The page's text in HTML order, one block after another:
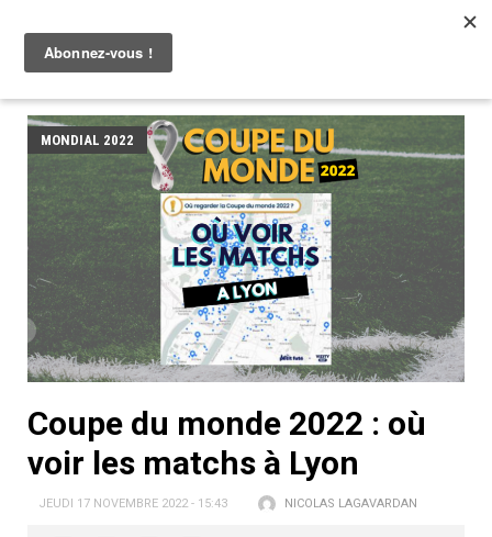
MONDIAL 2022
Coupe du monde 2022 : où
voir les matchs à Lyon
JEUDI 17 NOVEMBRE 2022 - 15:43 NICOLAS LAGAVARDAN